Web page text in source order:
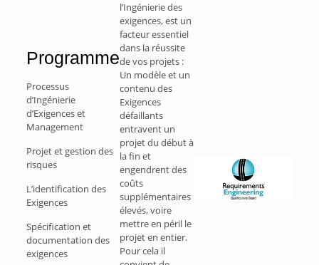
Programme
Processus
d’Ingénierie
d’Exigences et
Management
Projet et gestion des
risques
L’identification des
Exigences
Spécification et
documentation des
exigences
l’Ingénierie des
exigences, est un
facteur essentiel
dans la réussite
de vos projets :
Un modèle et un
contenu des
Exigences
défaillants
entravent un
projet du début à
la fin et
engendrent des
coûts
supplémentaires
élevés, voire
mettre en péril le
projet en entier.
Pour cela il